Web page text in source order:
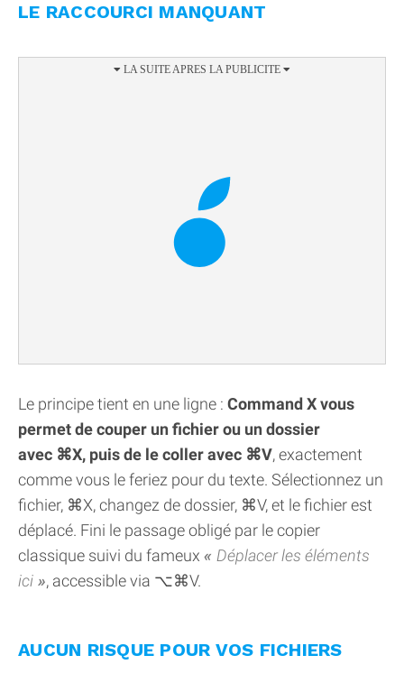
LE RACCOURCI MANQUANT
Le principe tient en une ligne : Command X vous
permet de couper un fichier ou un dossier
avec ⌘X, puis de le coller avec ⌘V, exactement
comme vous le feriez pour du texte. Sélectionnez un
fichier, ⌘X, changez de dossier, ⌘V, et le fichier est
déplacé. Fini le passage obligé par le copier
classique suivi du fameux
Déplacer les éléments
ici
, accessible via ⌥⌘V.
AUCUN RISQUE POUR VOS FICHIERS